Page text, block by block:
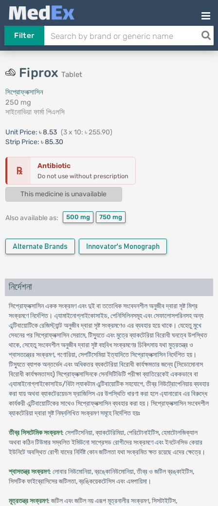
Filter
Fiprox Tablet
সিপ্রোফ্লক্সাসিন
250 mg
সাইনোভিয়া ফার্মা পিএলসি
Unit Price: ৳ 8.53 (3 x 10: ৳ 255.90)
Strip Price: ৳ 85.30
℞ Antibiotic
Do not use without prescription
This medicine is unavailable
Also available as: 500 mg 750 mg
Alternate Brands Innovator's Monograph
নির্দেশনা
সিপ্রোফ্লক্সাসিন একক সংক্রমণ এবং দুই বা ততোধিক সংবেদনশীল অনুজীব দ্বারা সৃষ্ট মিশ্র
সংক্রমণে নির্দেশিত। এ্যামাইনোগ্লাইকোসাইড, পেনিসিলিনসমূহ এবং সেফালোসপরিনসহ অন্য
এন্টিবায়োটিকে রেজিস্ট্যান্ট অনুজীব দ্বারা সৃষ্ট সংক্রমণেও এর ব্যবহার হয়ে থাকে। যেহেতু মুখে
সেবনের পর সিপ্রোফ্লক্সাসিন সেরামে, টিস্যুতে এবং মুত্রে ব্যাকটেরিয়া বিরোধী ঘনত্বে উপস্থিত
থাকে, সেহেতু সংবেদশীল অনুজীব দ্বারা সৃষ্ট বহুবিধ সংক্রমণের চিকিৎসায় যথা মুত্রতন্ত্র ও
শ্বাসতন্ত্রের সংক্রমণ, গণোরিয়া, সেপটিসেমিয়া ইত্যাদিতে সিপ্রোফ্লক্সাসিন নির্দেশিত হয়।
টিস্যুতে ব্যাপক অন্তর্ভেদ এবং অধিকতর ব্যকটেরিয়া বিরোধী কার্যক্ষমতার জন্যে (সিডোমোনাস
বিরোধী কার্যক্ষমতাসহ) সিপ্রোফ্লক্সাসিনকে সেনসিটিভিটি পরীক্ষা ব্যাতিরেকেই এককভাবে বা
এ্যামাইনোগ্লাইকোসাইড/বিটা ল্যাকটাম এন্টিবায়োটিক সহযোগে, তীব্র নিউট্রোপেনিয়ায় ব্যবহার
করা যায় অথবা ব্যাকটেরয়েডস ফ্রাজিলিস এর উপস্থিতি ধারণা করা হলে এ্যানারোব এর বিরুদ্ধে
কার্যকরী এন্টিবায়োটিকের সাথেও সিপ্রোফ্লক্সাসিন ব্যবহার করা হয়। সিপ্রোফ্লক্সাসিন সংবেদশীল
ব্যাকটেরিয়া দ্বারা সৃষ্ট নিম্নলিখিত সংক্রমণ সমূহে নির্দেশিত হয়ঃ
তীব্র সিসটেমিক সংক্রমণ: সেপটিসেনিয়া, ব্যাকটেরিমিয়া, পেরিটোনাইটিস, হেমাটোলজিক্যাল
অথবা কঠিন টিউমার সম্বলিত ইমিউনো সাপ্রেসড রোগীদের সংক্রমণে এবং ইনটেনসিভ কেয়ার
ইউনিটে অবস্থিত রোগী যাদের নির্দিষ্ট কোন জটিলতা যথা সংক্রমিত ক্ষত রয়েছে এদের ক্ষেত্রে।
শ্বাসতন্ত্র সংক্রমণ: লোবার নিউমোনিয়া, ব্রঙ্কোনিউমোনিয়া, তীব্র ও জটিল ব্রঙ্কাইটিস,
সিসটিক ফাইব্রোসিসের জটিলতা, ব্রঙ্কিয়েকটেসিস এবং এমপায়িমা।
মূত্রতন্ত্র সংক্রমণ: জটিল এবং জটিল নয় এরূপ মূত্রনালীর সংক্রমণ, সিসটাইটিস,